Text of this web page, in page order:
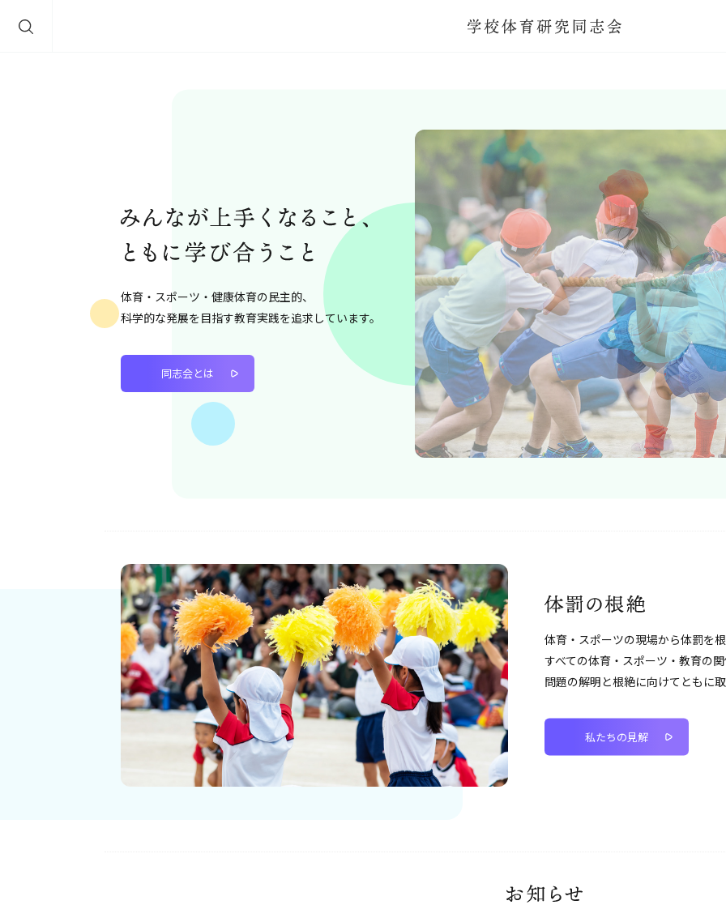
みんなが上手くなること、ともに学び
体育・スポーツ・健康体育の民主的、
科学的な発展を目指す教育実践を追求しています。
同志会とは
体育・スポーツの現場から体罰を
すべての体育・スポーツ・教育の
問題の解明と根絶に向けてともに
私たちの見解